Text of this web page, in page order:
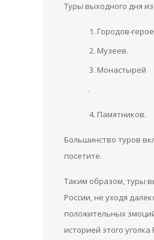
Туры выходного дня
Городов-
Музеев.
Монастырей
.
Памятников.
Большинство туров
посетите.
Таким образом, туры
России, не уходя
положительных
историей этого